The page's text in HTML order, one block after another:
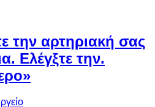
την αρτηριακή σας
Ελέγξτε την.